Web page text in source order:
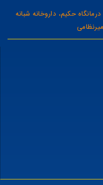
حکیم، داروخانه شبانه